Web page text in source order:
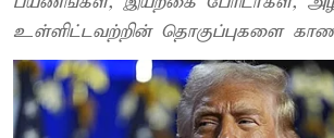
உள்ளிட்டவற்றின் தொகுப்புகளை